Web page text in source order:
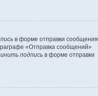
в форме отправки сообщения,
«Отправка сообщений»
подпись в форме отправки